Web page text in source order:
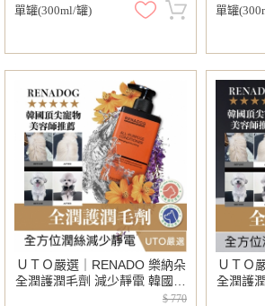
單罐(300ml/罐) 單罐
ＵＴＯ嚴選｜RENADO 樂納朵
全潤護潤毛劑 減少靜電 韓國進
口 韓國頂尖寵物美容師首選 寵
$ 770
ＵＴＯ
全潤護
口 韓